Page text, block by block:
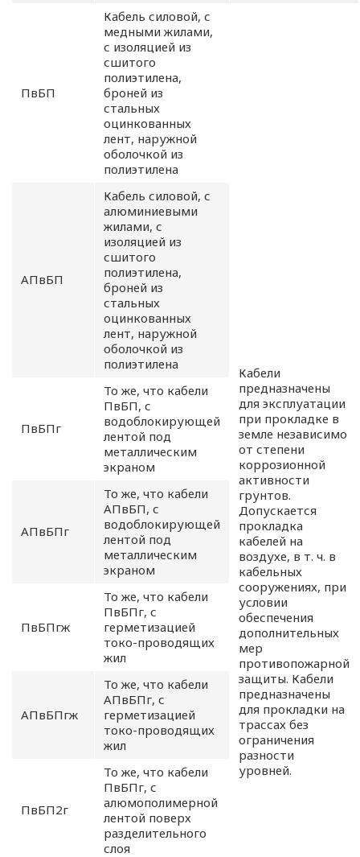
ПвБП
Кабель силовой, с
медными жилами,
с изоляцией из
сшитого
полиэтилена,
броней из
стальных
оцинкованных
лент, наружной
оболочкой из
полиэтилена
Кабели
предназначены
для эксплуатации
при прокладке в
земле независимо
от степени
коррозионной
активности
грунтов.
Допускается
прокладка
кабелей на
воздухе, в т. ч. в
кабельных
сооружениях, при
условии
обеспечения
дополнительных
мер
противопожарной
защиты. Кабели
предназначены
для прокладки на
трассах без
ограничения
разности
уровней.
АПвБП
Кабель силовой, с
алюминиевыми
жилами, с
изоляцией из
сшитого
полиэтилена,
броней из
стальных
оцинкованных
лент, наружной
оболочкой из
полиэтилена
ПвБПг
То же, что кабели
ПвБП, с
водоблокирующей
лентой под
металлическим
экраном
АПвБПг
То же, что кабели
АПвБП, с
водоблокирующей
лентой под
металлическим
экраном
ПвБПгж
То же, что кабели
ПвБПг, с
герметизацией
токо-проводящих
жил
АПвБПгж
То же, что кабели
АПвБПг, с
герметизацией
токо-проводящих
жил
ПвБП2г
То же, что кабели
ПвБПг, с
алюмополимерной
лентой поверх
разделительного
слоя